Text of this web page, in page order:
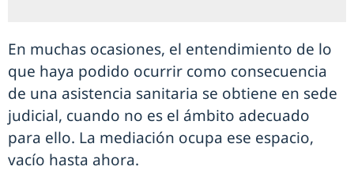
En muchas ocasiones, el entendimiento de lo
que haya podido ocurrir como consecuencia
de una asistencia sanitaria se obtiene en sede
judicial, cuando no es el ámbito adecuado
para ello. La mediación ocupa ese espacio,
vacío hasta ahora.